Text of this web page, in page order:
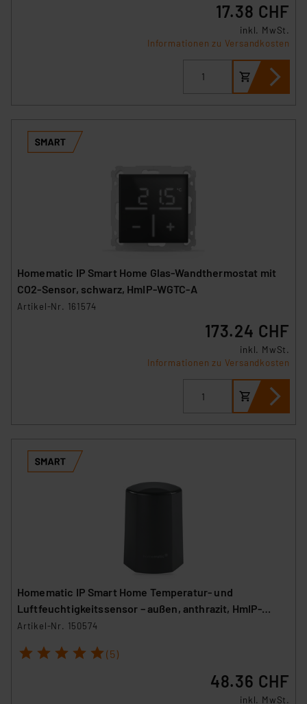
17.38 CHF
inkl. MwSt.
Informationen zu Versandkosten
Homematic IP Smart Home Glas-Wandthermostat mit
CO2-Sensor, schwarz, HmIP-WGTC-A
Artikel-Nr. 161574
173.24 CHF
inkl. MwSt.
Informationen zu Versandkosten
Homematic IP Smart Home Temperatur- und
Luftfeuchtigkeitssensor – außen, anthrazit, HmIP-
STHO-A
Artikel-Nr. 150574
1 2 3 4 5 (5)
48.36 CHF
inkl. MwSt.